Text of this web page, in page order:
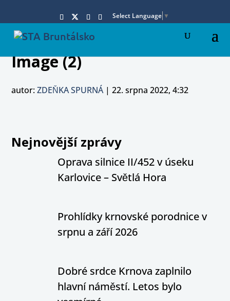
Select Language ▼
Image (2)
autor:ZDEŇKA SPURNÁ|22. srpna 2022, 4:32
Nejnovější zprávy
Oprava silnice II/452 v úseku
Karlovice – Světlá Hora
Prohlídky krnovské porodnice v
srpnu a září 2026
Dobré srdce Krnova zaplnilo
hlavní náměstí. Letos bylo